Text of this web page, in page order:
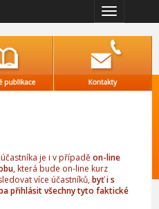
Přepnout
navigaci
je i v případěon-line
, která bude on-line kurz
více účastníků,byť i s
přihlásit všechny tyto faktické